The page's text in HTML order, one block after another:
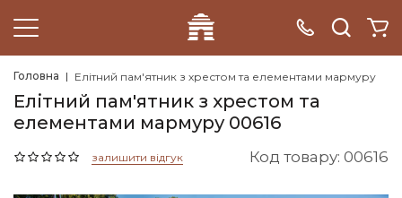
Головна Елітний пам'ятник з хрестом та елементами мармуру
Елітний пам'ятник з хрестом та
елементами мармуру 00616
залишити відгук Код товару: 00616